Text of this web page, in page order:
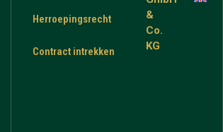
Herroepingsrecht
Contract intrekken
&
Co.
KG